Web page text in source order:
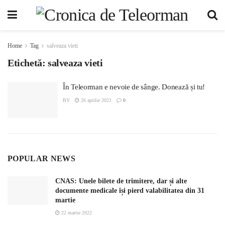
Home Tag salveaza vieti
Etichetă: salveaza vieti
În Teleorman e nevoie de sânge. Donează și tu!
BY 26 aprilie 2021 0
POPULAR NEWS
CNAS: Unele bilete de trimitere, dar și alte
documente medicale își pierd valabilitatea din 31
martie
22 martie 2022